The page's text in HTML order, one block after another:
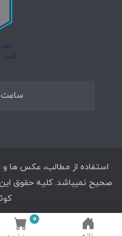
0
ساعت کاری
استفاده از مطالب، عکس ها و
صحیح نمیباشد. کلیه حقوق